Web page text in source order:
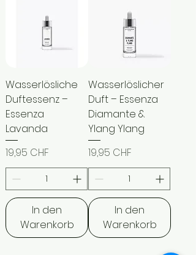
Wasserlösliche
Duftessenz –
Essenza
Lavanda
Preis
19,95 CHF
In den
Warenkorb
Wasserlöslicher
Duft – Essenza
Diamante &
Ylang Ylang
Preis
19,95 CHF
In den
Warenkorb